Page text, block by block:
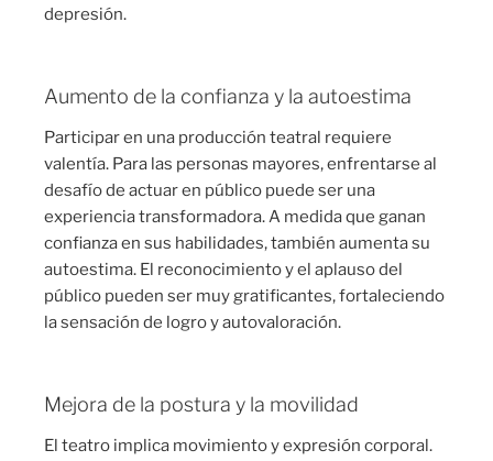
depresión.
Aumento de la confianza y la autoestima
Participar en una producción teatral requiere
valentía. Para las personas mayores, enfrentarse al
desafío de actuar en público puede ser una
experiencia transformadora. A medida que ganan
confianza en sus habilidades, también aumenta su
autoestima. El reconocimiento y el aplauso del
público pueden ser muy gratificantes, fortaleciendo
la sensación de logro y autovaloración.
Mejora de la postura y la movilidad
El teatro implica movimiento y expresión corporal.